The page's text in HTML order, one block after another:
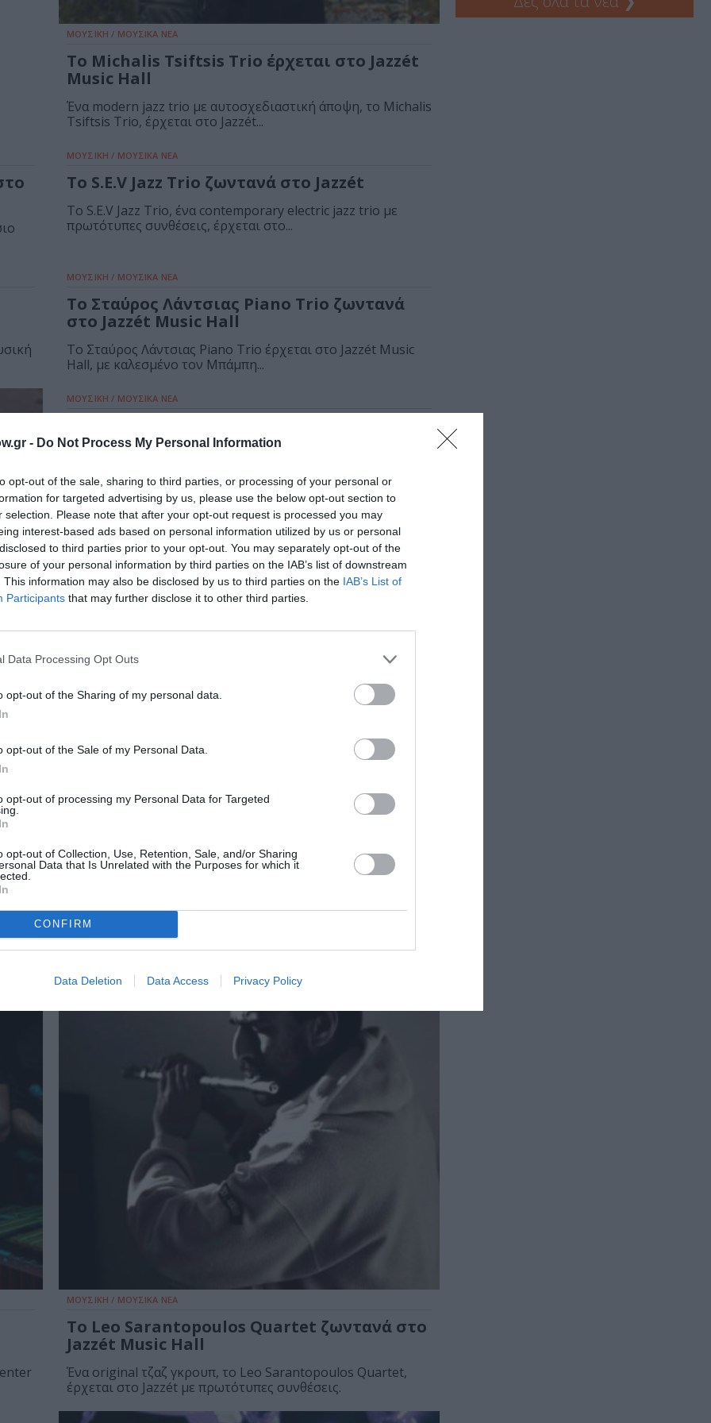
- Do Not Process My Personal Information
opt-out of the sale, sharing to third parties, or processing of your personal or
for targeted advertising by us, please use the below opt-out section to
selection. Please note that after your opt-out request is processed you may
interest-based ads based on personal information utilized by us or personal
to third parties prior to your opt-out. You may separately opt-out of the
of your personal information by third parties on the IAB’s list of downstream
This information may also be disclosed by us to third parties on the IAB’s List of
Participants that may further disclose it to other third parties.
Data Processing Opt Outs
opt-out of the Sharing of my personal data.
opt-out of the Sale of my Personal Data.
opt-out of processing my Personal Data for Targeted
opt-out of Collection, Use, Retention, Sale, and/or Sharing
Data that Is Unrelated with the Purposes for which it
CONFIRM
Data Deletion Data Access Privacy Policy
ΜΟΥΣΙΚΗ / ΜΟΥΣΙΚΑ ΝΕΑ
To Michalis Tsiftsis Trio έρχεται στο Jazzét
Music Hall
Ένα modern jazz trio με αυτοσχεδιαστική άποψη, το Michalis
Tsiftsis Trio, έρχεται στο Jazzét...
ΜΟΥΣΙΚΗ / ΜΟΥΣΙΚΑ ΝΕΑ
Το S.E.V Jazz Trio ζωντανά στο Jazzét
Το S.E.V Jazz Trio, ένα contemporary electric jazz trio με
πρωτότυπες συνθέσεις, έρχεται στο...
ΜΟΥΣΙΚΗ / ΜΟΥΣΙΚΑ ΝΕΑ
Το Σταύρος Λάντσιας Piano Trio ζωντανά
στο Jazzét Music Hall
To Σταύρος Λάντσιας Piano Trio έρχεται στο Jazzét Music
Hall, με καλεσμένο τον Μπάμπη...
ΜΟΥΣΙΚΗ / ΜΟΥΣΙΚΑ ΝΕΑ
To Σταύρος Λάντσιας Piano Trio έρχεται στο Jazzét Music
ΜΟΥΣΙΚΗ / ΜΟΥΣΙΚΑ ΝΕΑ
Το Leo Sarantopoulos Quartet ζωντανά στο
Jazzét Music Hall
Ένα original τζαζ γκρουπ, το Leo Sarantopoulos Quartet,
έρχεται στο Jazzét με πρωτότυπες συνθέσεις.